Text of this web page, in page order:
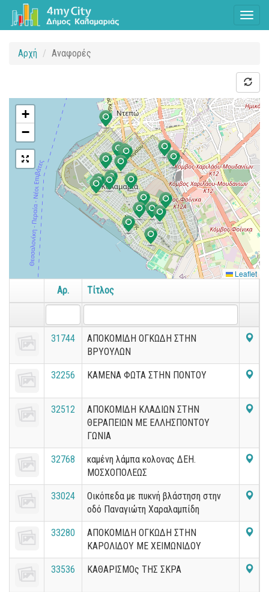
Αρχή Αναφορές
+
−
Leaflet
Αρ. Τίτλος
31744
ΑΠΟΚΟΜΙΔΗ ΟΓΚΩΔΗ ΣΤΗΝ
ΒΡΥΟΥΛΩΝ
32256 ΚΑΜΕΝΑ ΦΩΤΑ ΣΤΗΝ ΠΟΝΤΟΥ
32512
ΑΠΟΚΟΜΙΔΗ ΚΛΑΔΙΩΝ ΣΤΗΝ
ΘΕΡΑΠΕΙΩΝ ΜΕ ΕΛΛΗΣΠΟΝΤΟΥ
ΓΩΝΙΑ
32768
καμένη λάμπα κολονας ΔΕΗ.
ΜΟΣΧΟΠΟΛΕΩΣ
33024
Οικόπεδα με πυκνή βλάστηση στην
οδό Παναγιώτη Χαραλαμπίδη
33280
ΑΠΟΚΟΜΙΔΗ ΟΓΚΩΔΗ ΣΤΗΝ
ΚΑΡΟΛΙΔΟΥ ΜΕ ΧΕΙΜΩΝΙΔΟΥ
33536 ΚΑΘΑΡΙΣΜΟς ΤΗΣ ΣΚΡΑ